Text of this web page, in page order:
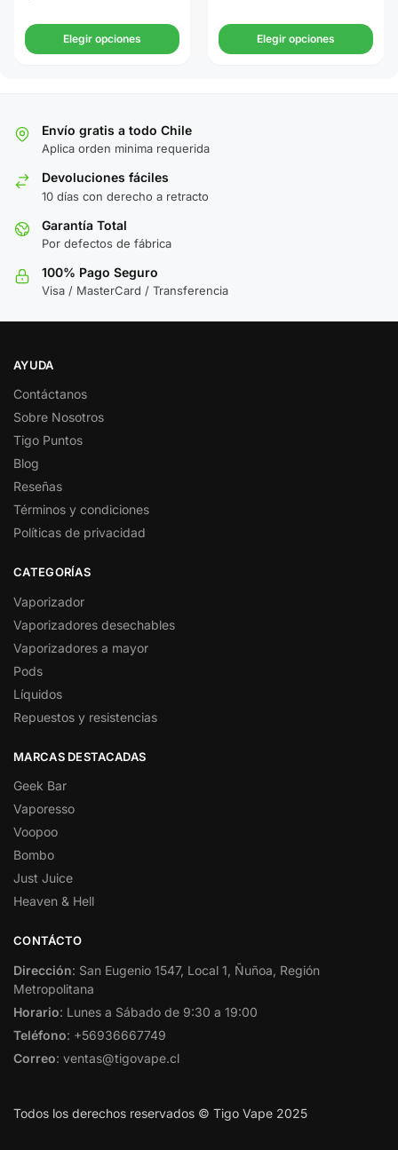
Elegir opciones Elegir opciones
Envío gratis a todo Chile
Aplica orden minima requerida
Devoluciones fáciles
10 días con derecho a retracto
Garantía Total
Por defectos de fábrica
100% Pago Seguro
Visa / MasterCard / Transferencia
AYUDA
Contáctanos
Sobre Nosotros
Tigo Puntos
Blog
Reseñas
Términos y condiciones
Políticas de privacidad
CATEGORÍAS
Vaporizador
Vaporizadores desechables
Vaporizadores a mayor
Pods
Líquidos
Repuestos y resistencias
MARCAS DESTACADAS
Geek Bar
Vaporesso
Voopoo
Bombo
Just Juice
Heaven & Hell
CONTÁCTO
Dirección: San Eugenio 1547, Local 1, Ñuñoa, Región
Metropolitana
Horario: Lunes a Sábado de 9:30 a 19:00
Teléfono: +56936667749
Correo: ventas@tigovape.cl
Todos los derechos reservados © Tigo Vape 2025